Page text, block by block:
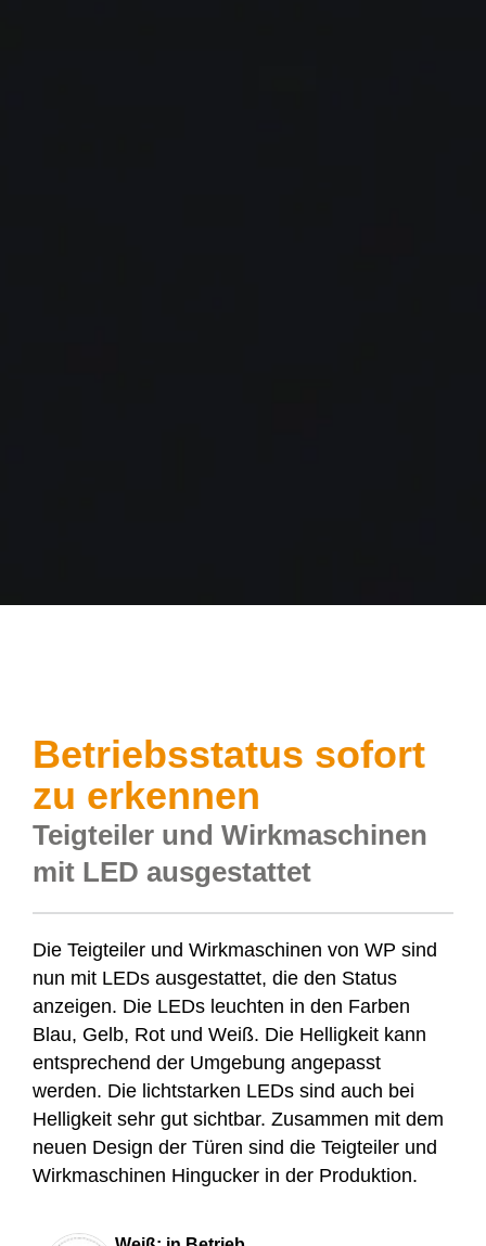
Betriebsstatus sofort
zu erkennen
Teigteiler und Wirkmaschinen
mit LED ausgestattet
Die Teigteiler und Wirkmaschinen von WP sind
nun mit LEDs ausgestattet, die den Status
anzeigen. Die LEDs leuchten in den Farben
Blau, Gelb, Rot und Weiß. Die Helligkeit kann
entsprechend der Umgebung angepasst
werden. Die lichtstarken LEDs sind auch bei
Helligkeit sehr gut sichtbar. Zusammen mit dem
neuen Design der Türen sind die Teigteiler und
Wirkmaschinen Hingucker in der Produktion.